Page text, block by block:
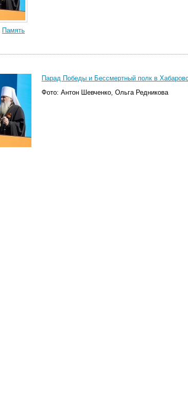
Память
Парад Победы и Бессмертный полк в
Фото: Антон Шевченко, Ольга Редникова